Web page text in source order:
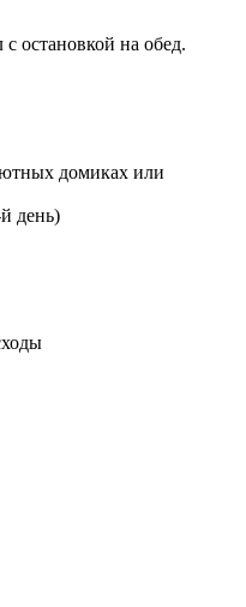
остановкой на обед.
домиках или
день)